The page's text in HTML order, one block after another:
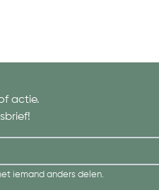
actie.
iemand anders delen.